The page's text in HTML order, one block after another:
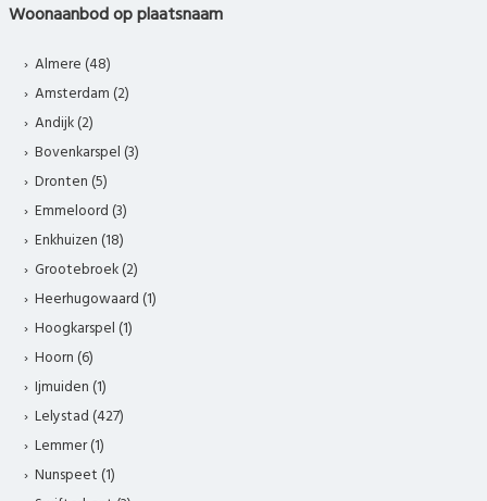
Woonaanbod op plaatsnaam
Almere (48)
Amsterdam (2)
Andijk (2)
Bovenkarspel (3)
Dronten (5)
Emmeloord (3)
Enkhuizen (18)
Grootebroek (2)
Heerhugowaard (1)
Hoogkarspel (1)
Hoorn (6)
Ijmuiden (1)
Lelystad (427)
Lemmer (1)
Nunspeet (1)